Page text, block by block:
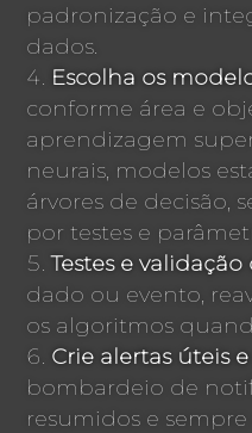
padronização e
dados.
Escolha os
conforme área e
aprendizagem
neurais, modelos
árvores de decisão,
por testes e
Testes e
dado ou evento,
os algoritmos
Crie alertas úteis
bombardeio de
resumidos e